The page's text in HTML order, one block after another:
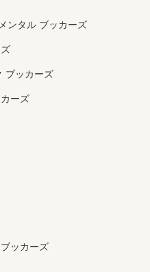
ンタル ブッカーズ
ブッカーズ
ーズ
ッカーズ